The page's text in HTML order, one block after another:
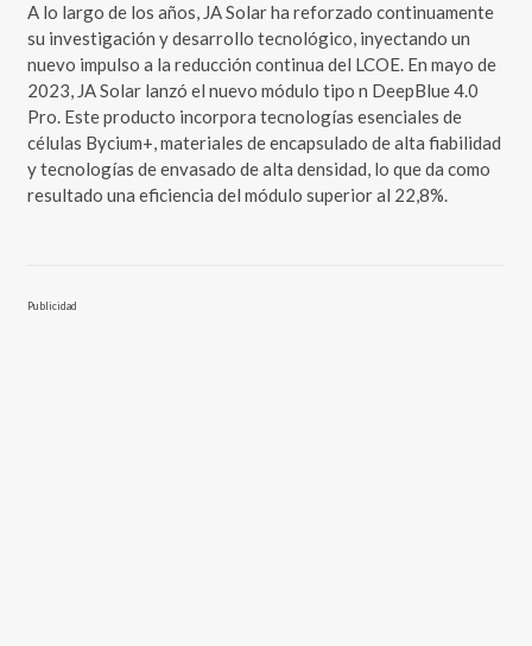
A lo largo de los años, JA Solar ha reforzado continuamente
su investigación y desarrollo tecnológico, inyectando un
nuevo impulso a la reducción continua del LCOE. En mayo de
2023, JA Solar lanzó el nuevo módulo tipo n DeepBlue 4.0
Pro. Este producto incorpora tecnologías esenciales de
células Bycium+, materiales de encapsulado de alta fiabilidad
y tecnologías de envasado de alta densidad, lo que da como
resultado una eficiencia del módulo superior al 22,8%.
Publicidad